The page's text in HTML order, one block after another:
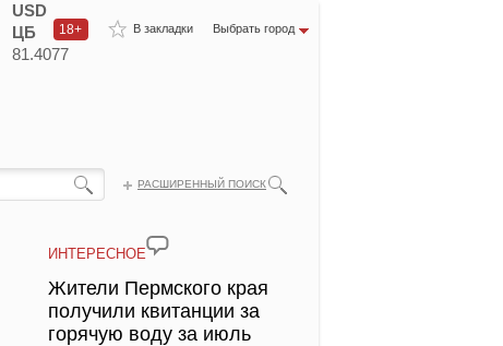
В закладки Выбрать город
18+
USD
ЦБ
81.4077
РАСШИРЕННЫЙ ПОИСК
ИНТЕРЕСНОЕ
Жители Пермского края
получили квитанции за
горячую воду за июль